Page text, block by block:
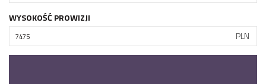
WYSOKOŚĆ PROWIZJI
PLN